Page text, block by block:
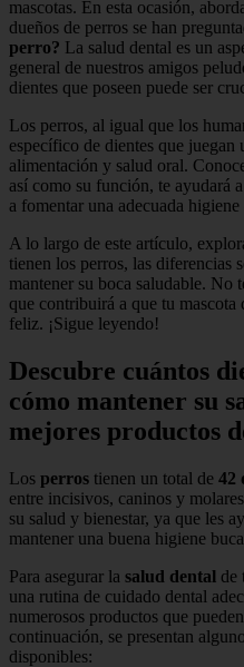
mascotas. En esta ocasión,
dueños de perros se han
perro? La salud dental es un
general de nuestros amigos
dientes que poseen puede ser
Los perros, al igual que los
específico de dientes que juegan
alimentación y salud oral.
así como su función, te ayudará
a fomentar una adecuada higiene
A lo largo de este artículo,
tienen los perros, las diferencias
mantener su boca saludable. No
que contribuirá a que tu
feliz. ¡Sigue leyendo!
Descubre cuántos
cómo mantener su
mejores productos
Los perros tienen un total de 42
entre incisivos, caninos y
su salud y bienestar, ya que les
mantener una buena higiene
Para asegurar la salud dental de
una rutina de cuidado dental
numerosos productos que
continuación, se presentan
disponibles: